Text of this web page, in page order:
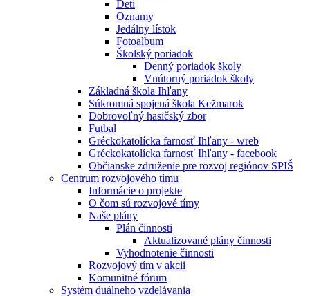
Deti
Oznamy
Jedálny lístok
Fotoalbum
Školský poriadok
Denný poriadok školy
Vnútorný poriadok školy
Základná škola Ihľany
Súkromná spojená škola Kežmarok
Dobrovoľný hasičský zbor
Futbal
Gréckokatolícka farnosť Ihľany - wreb
Gréckokatolícka farnosť Ihľany - facebook
Občianske združenie pre rozvoj regiónov SPIŠ
Centrum rozvojového tímu
Informácie o projekte
O čom sú rozvojové tímy
Naše plány
Plán činnosti
Aktualizované plány činnosti
Vyhodnotenie činnosti
Rozvojový tím v akcii
Komunitné fórum
Systém duálneho vzdelávania